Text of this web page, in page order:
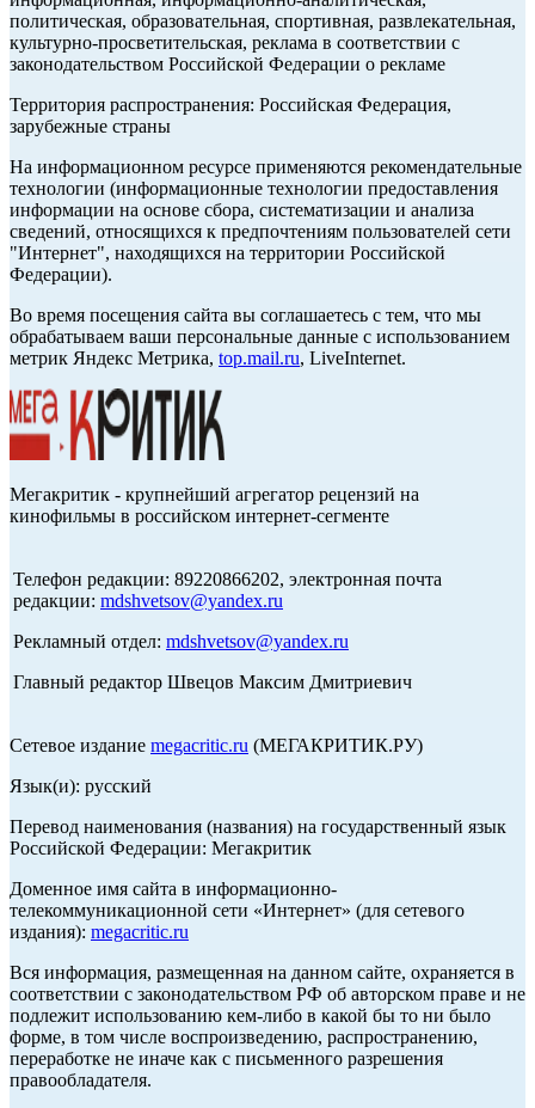
политическая, образовательная, спортивная, развлекательная,
культурно-просветительская, реклама в соответствии с
законодательством Российской Федерации о рекламе
Территория распространения: Российская Федерация,
зарубежные страны
На информационном ресурсе применяются рекомендательные
технологии (информационные технологии предоставления
информации на основе сбора, систематизации и анализа
сведений, относящихся к предпочтениям пользователей сети
"Интернет", находящихся на территории Российской
Федерации).
Во время посещения сайта вы соглашаетесь с тем, что мы
обрабатываем ваши персональные данные с использованием
метрик Яндекс Метрика, top.mail.ru, LiveInternet.
Мегакритик - крупнейший агрегатор рецензий на
кинофильмы в российском интернет-сегменте
Телефон редакции: 89220866202, электронная почта
редакции: mdshvetsov@yandex.ru
Рекламный отдел: mdshvetsov@yandex.ru
Главный редактор Швецов Максим Дмитриевич
Сетевое издание megacritic.ru (МЕГАКРИТИК.РУ)
Язык(и): русский
Перевод наименования (названия) на государственный язык
Российской Федерации: Мегакритик
Доменное имя сайта в информационно-
телекоммуникационной сети «Интернет» (для сетевого
издания): megacritic.ru
Вся информация, размещенная на данном сайте, охраняется в
соответствии с законодательством РФ об авторском праве и не
подлежит использованию кем-либо в какой бы то ни было
форме, в том числе воспроизведению, распространению,
переработке не иначе как с письменного разрешения
правообладателя.